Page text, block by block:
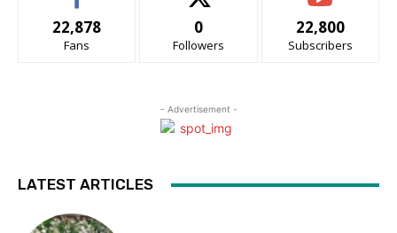
22,878
Fans
0
Followers
22,800
Subscribers
- Advertisement -
LATEST ARTICLES